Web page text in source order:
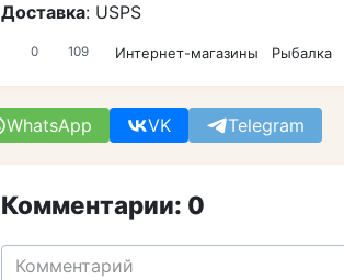
Доставка: USPS
0 109 Интернет-магазины Рыбалка
WhatsApp VK Telegram
Комментарии: 0